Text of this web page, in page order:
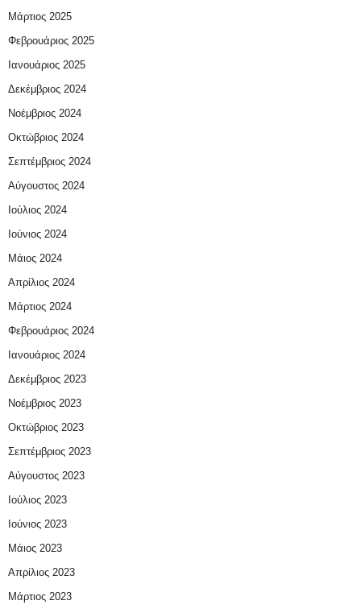
Μάρτιος 2025
Φεβρουάριος 2025
Ιανουάριος 2025
Δεκέμβριος 2024
Νοέμβριος 2024
Οκτώβριος 2024
Σεπτέμβριος 2024
Αύγουστος 2024
Ιούλιος 2024
Ιούνιος 2024
Μάιος 2024
Απρίλιος 2024
Μάρτιος 2024
Φεβρουάριος 2024
Ιανουάριος 2024
Δεκέμβριος 2023
Νοέμβριος 2023
Οκτώβριος 2023
Σεπτέμβριος 2023
Αύγουστος 2023
Ιούλιος 2023
Ιούνιος 2023
Μάιος 2023
Απρίλιος 2023
Μάρτιος 2023